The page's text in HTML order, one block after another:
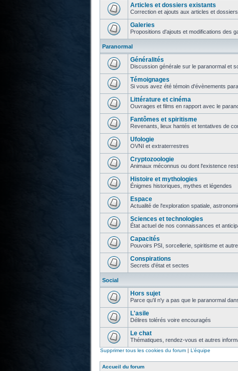
Articles et dossiers existants
Correction et ajouts aux articles et
Galeries
Propositions d'ajouts et modifications des
Paranormal
Généralités
Discussion générale sur le paranormal et
Témoignages
Si vous avez été témoin d'évènements
Littérature et cinéma
Ouvrages et films en rapport avec le
Fantômes et spiritisme
Revenants, lieux hantés et tentatives de
Ufologie
OVNI et extraterrestres
Cryptozoologie
Animaux méconnus ou dont l'existence
Histoire et mythologies
Énigmes historiques, mythes et légendes
Espace
Actualité de l'exploration spatiale,
Sciences et technologies
État actuel de nos connaissances et
Capacités
Pouvoirs PSI, sorcellerie, spiritisme et
Conspirations
Secrets d'état et sectes
Social
Hors sujet
Parce qu'il n'y a pas que le paranormal
L'asile
Délires tolérés voire encouragés
Le chat
Thématiques, rendez-vous et autres
Supprimer tous les cookies du forum| L’équipe
Accueil du forum